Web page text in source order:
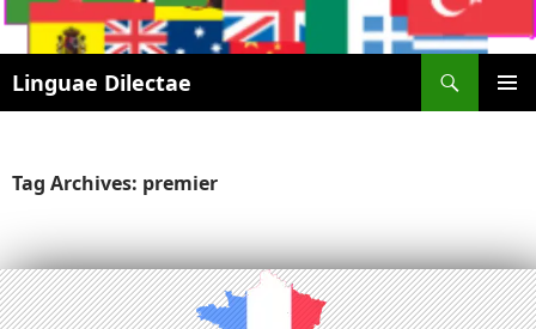
Linguae Dilectae
SKIP
Tag Archives: premier